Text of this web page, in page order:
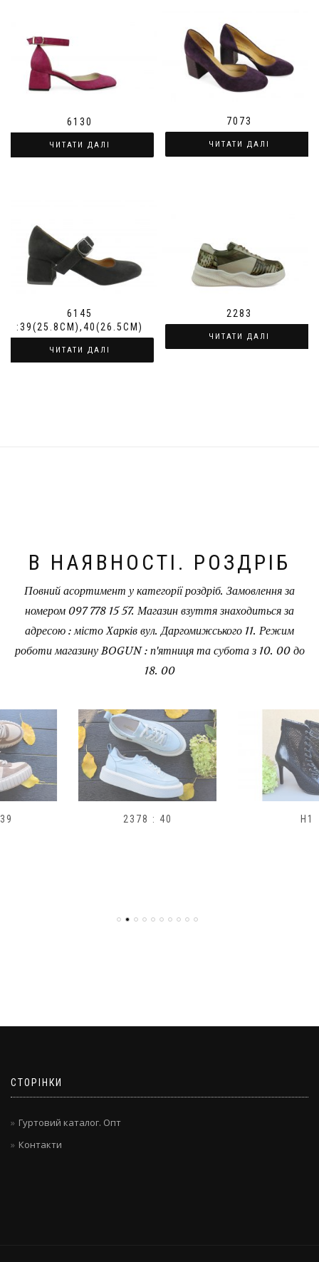
6130
ЧИТАТИ ДАЛІ
7073
ЧИТАТИ ДАЛІ
6145
:39(25.8СМ),40(26.5СМ)
ЧИТАТИ ДАЛІ
2283
ЧИТАТИ ДАЛІ
В НАЯВНОСТІ. РОЗДРІБ
Повний асортимент у категорії роздріб. Замовлення за
номером 097 778 15 57. Магазин взуття знаходиться за
адресою : місто Харків вул. Даргомижського 11. Режим
роботи магазину BOGUN : п'ятниця та субота з 10. 00 до
18. 00
СТОРІНКИ
Гуртовий каталог. Опт
Контакти